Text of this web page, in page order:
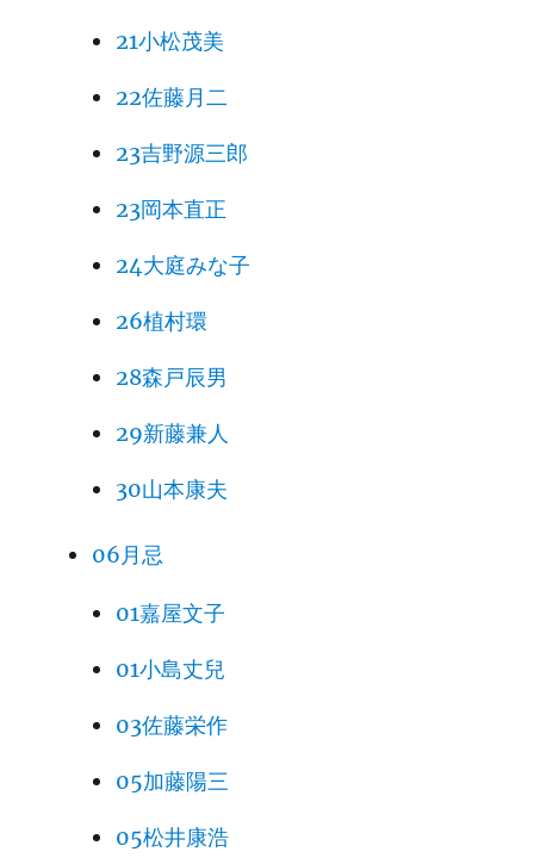
21小松茂美
22佐藤月二
23吉野源三郎
23岡本直正
24大庭みな子
26植村環
28森戸辰男
29新藤兼人
30山本康夫
06月忌
01嘉屋文子
01小島丈兒
03佐藤栄作
05加藤陽三
05松井康浩